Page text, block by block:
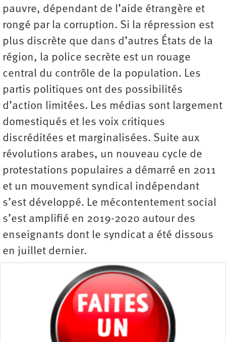
pauvre, dépendant de l’aide étrangère et
rongé par la corruption. Si la répression est
plus discrète que dans d’autres États de la
région, la police secrète est un rouage
central du contrôle de la population. Les
partis politiques ont des possibilités
d’action limitées. Les médias sont largement
domestiqués et les voix critiques
discréditées et marginalisées. Suite aux
révolutions arabes, un nouveau cycle de
protestations populaires a démarré en 2011
et un mouvement syndical indépendant
s’est développé. Le mécontentement social
s’est amplifié en 2019-2020 autour des
enseignants dont le syndicat a été dissous
en juillet dernier.